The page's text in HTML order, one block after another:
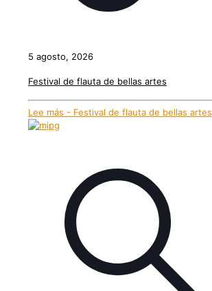
5 agosto, 2026
Festival de flauta de bellas artes
Lee más - Festival de flauta de bellas artes